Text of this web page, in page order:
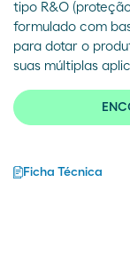
tipo R&O
formulado com
para dotar o
suas múltiplas
Ficha Técnica